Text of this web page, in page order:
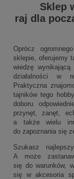
Sklep
raj dla
Oprócz
sklepie, oferujemy
wiedzę
działalności w
Praktyczna
tajników tego
doboru
przynęt, zanęt,
a także wielu
do zapoznania się
Szukasz
A może
się do warunków,
się w akcesoria